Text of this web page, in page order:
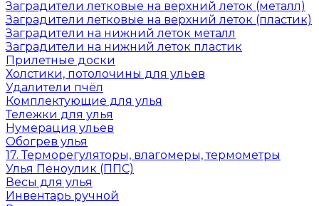
Заградители летковые на верхний леток (металл)
Заградители летковые на верхний леток (пластик)
Заградители на нижний леток металл
Заградители на нижний леток пластик
Прилетные доски
Холстики, потолочины для ульев
Удалители пчёл
Комплектующие для улья
Тележки для улья
Нумерация ульев
Обогрев улья
17. Терморегуляторы, влагомеры, термометры
Улья Пеноулик (ППС)
Весы для улья
Инвентарь ручной